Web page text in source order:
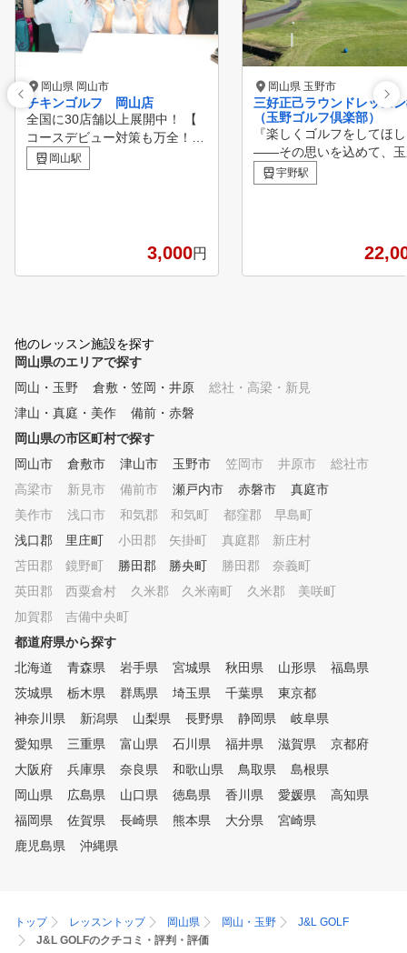
岡山県 岡山市
チキンゴルフ 岡山店
全国に30店舗以上展開中！ 【
コースデビュー対策も万全！最
新のシミュレーションマシン】
チキンゴルフにお通い頂いてい
おります。 お客様の目標やお
悩みに合わせてクラブの握り方
を行い、楽しくゴルフを続けら
れるサポートをさせていただき
そ、ゴルフスクールで正しいフ
ォームやマナーを学び、効率よ
く楽しく上達していきましょう
！ もちろん経験者の方も、100
切りや苦手な部分のサポートを
行い ゴルフ仲間を わっ！と驚
いさせていただきます！ イン
ドアゴルフで天候を気にせず、
ュレーションマシンで、実際に
コースをまわるのに近い感覚で
練習できるから、コースデビュ
にせず自分のゴルフに集中でき
る環境で上達できます。 パー
しっかりチェックしながら指導
させて頂きます。 課題やお悩
み解決に向けて、無理なく二人
けています。 道具やウェアの
無料貸し出しも行っていますの
にも安心して通うことができま
す。 コースデビューしなくて
岡山駅
3,000円
岡山県 玉野市
三好正己ラウンドレッス
（玉野ゴルフ倶楽部）
『楽しくゴルフをしてほ
――その思いを込めて、
ルフ倶楽部で三好正己プ
るラウンドレッスンを開
らではのシチュエーショ
緒に攻略！さらに、ゴル
級者・上級者にはスコア
、日々楽しくゴルフの腕
の影響でゴルフ人口が増
る今、緑に囲まれた環境
体もリフレッシュしなが
手に！ リモートレッスン
っておりますので、まず
宇野駅
他のレッスン施設を探す
岡山県のエリアで探す
岡山・玉野
倉敷・笠岡・井原
総社・高梁・新見
津山・真庭・美作
備前・赤磐
岡山県の市区町村で探す
岡山市
倉敷市 津山市 玉野市 笠岡市 井原市
総社市
高梁市
新見市 備前市 瀬戸内市 赤磐市
真庭市
美作市
浅口市 和気郡 和気町
都窪郡 早島町
浅口郡 里庄町
小田郡 矢掛町
真庭郡 新庄村
苫田郡 鏡野町
勝田郡 勝央町
勝田郡 奈義町
英田郡 西粟倉村
久米郡 久米南町
久米郡 美咲町
加賀郡 吉備中央町
都道府県から探す
北海道
青森県 岩手県 宮城県 秋田県 山形県
福島県
茨城県
栃木県 群馬県 埼玉県 千葉県
東京都
神奈川県
新潟県 山梨県 長野県 静岡県
岐阜県
愛知県
三重県 富山県 石川県 福井県 滋賀県
京都府
大阪府
兵庫県 奈良県 和歌山県 鳥取県
島根県
岡山県
広島県 山口県 徳島県 香川県 愛媛県
高知県
福岡県
佐賀県 長崎県 熊本県 大分県
宮崎県
鹿児島県
沖縄県
トップ レッスントップ 岡山県 岡山・玉野
J&L GOLF
J&L GOLFのクチコミ・評判・評価